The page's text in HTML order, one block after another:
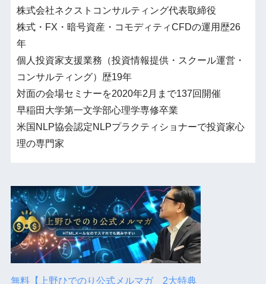
株式会社ネクストコンサルティング代表取締役
株式・FX・暗号資産・コモディティCFDの運用歴26
年
個人投資家支援業務（投資情報提供・スクール運営・
コンサルティング）歴19年
対面の会場セミナーを2020年2月まで137回開催
早稲田大学第一文学部心理学専修卒業
米国NLP協会認定NLPプラクティショナーで投資家心
理の専門家
無料【上野ひでのり公式メルマガ 2大特典